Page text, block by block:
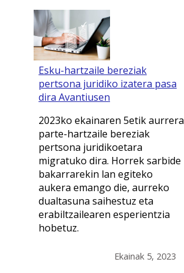
Esku-hartzaile bereziak
pertsona juridiko izatera pasa
dira Avantiusen
2023ko ekainaren 5etik aurrera
parte-hartzaile bereziak
pertsona juridikoetara
migratuko dira. Horrek sarbide
bakarrarekin lan egiteko
aukera emango die, aurreko
dualtasuna saihestuz eta
erabiltzailearen esperientzia
hobetuz.
Ekainak 5, 2023